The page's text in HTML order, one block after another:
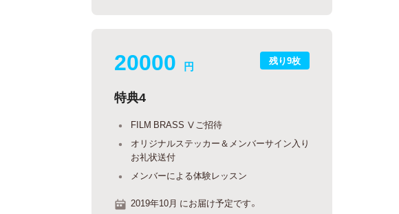
残り9枚
20000 円
特典4
FILM BRASS Ⅴご招待
オリジナルステッカー＆メンバーサイン入り
お礼状送付
メンバーによる体験レッスン
2019年10月 にお届け予定です。